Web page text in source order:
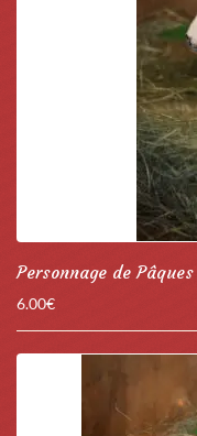
Personnage de
6.00€